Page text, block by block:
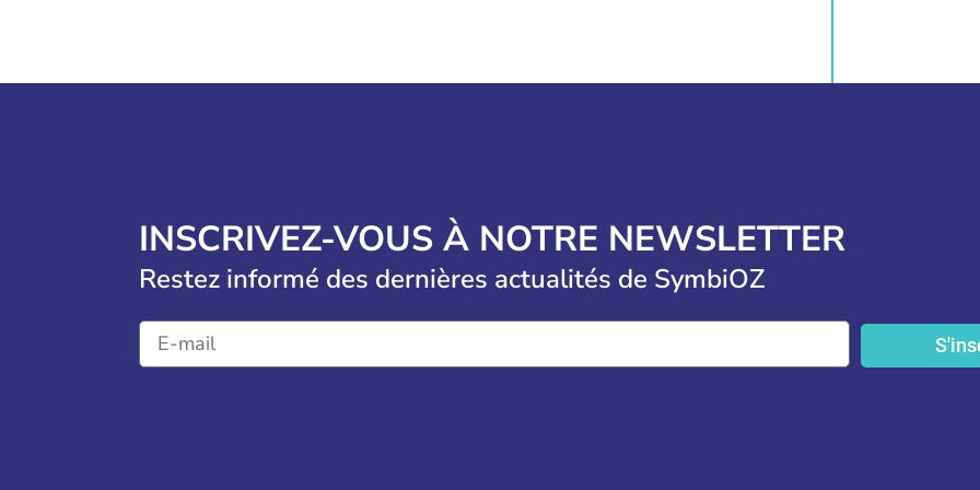
INSCRIVEZ-VOUS À NOTRE NEWSLETTER
Restez informé des dernières actualités de SymbiOZ